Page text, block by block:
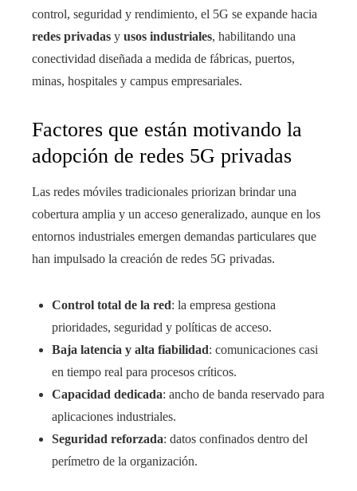
control, seguridad y rendimiento, el 5G se expande hacia
redes privadas y usos industriales, habilitando una
conectividad diseñada a medida de fábricas, puertos,
minas, hospitales y campus empresariales.
Factores que están motivando la
adopción de redes 5G privadas
Las redes móviles tradicionales priorizan brindar una
cobertura amplia y un acceso generalizado, aunque en los
entornos industriales emergen demandas particulares que
han impulsado la creación de redes 5G privadas.
Control total de la red: la empresa gestiona
prioridades, seguridad y políticas de acceso.
Baja latencia y alta fiabilidad: comunicaciones casi
en tiempo real para procesos críticos.
Capacidad dedicada: ancho de banda reservado para
aplicaciones industriales.
Seguridad reforzada: datos confinados dentro del
perímetro de la organización.